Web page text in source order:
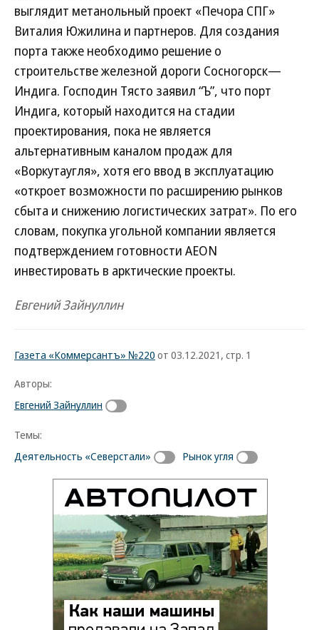
выглядит метанольный проект «Печора СПГ»
Виталия Южилина и партнеров. Для создания
порта также необходимо решение о
строительстве железной дороги Сосногорск—
Индига. Господин Тясто заявил “Ъ”, что порт
Индига, который находится на стадии
проектирования, пока не является
альтернативным каналом продаж для
«Воркутаугля», хотя его ввод в эксплуатацию
«откроет возможности по расширению рынков
сбыта и снижению логистических затрат». По его
словам, покупка угольной компании является
подтверждением готовности AEON
инвестировать в арктические проекты.
Евгений Зайнуллин
Газета «Коммерсантъ» №220 от 03.12.2021, стр. 1
Авторы:
Евгений Зайнуллин
Темы:
Деятельность «Северстали»
Рынок угля